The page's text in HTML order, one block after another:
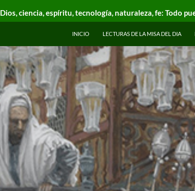
Dios, ciencia, espíritu, tecnología, naturaleza, fe: Todo
INICIO LECTURAS DE LA MISA DEL DIA